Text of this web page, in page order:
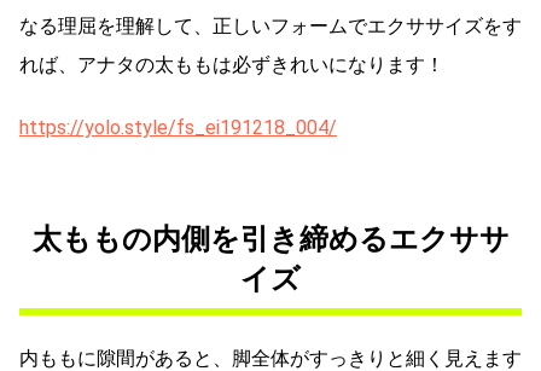
なる理屈を理解して、正しいフォームでエクササイズをす
れば、アナタの太ももは必ずきれいになります！
https://yolo.style/fs_ei191218_004/
太ももの内側を引き締めるエクササ
イズ
内ももに隙間があると、脚全体がすっきりと細く見えます